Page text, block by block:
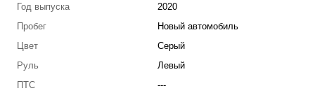
Год выпуска
2020
Пробег
Новый автомобиль
Цвет
Серый
Руль
Левый
ПТС
---